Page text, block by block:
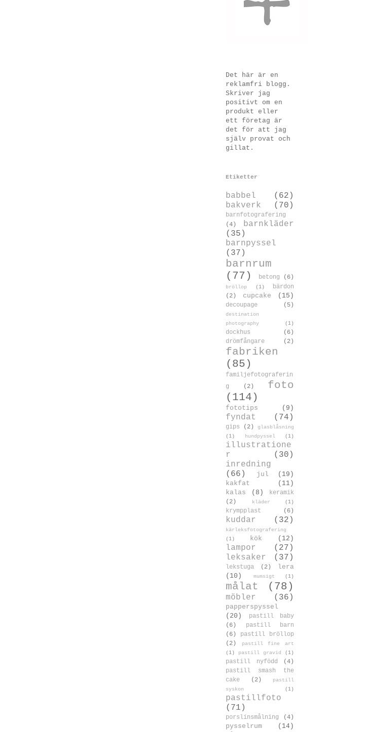
Det här är en
reklamfri blogg.
Skriver jag
positivt om en
produkt eller
ett företag är
det för att jag
själv provat och
gillat.
Etiketter
babbel
(62)
bakverk
(70)
barnfotografering
(4)
barnkläder
(35)
barnpyssel
(37)
barnrum
(77)
betong (6)
bröllop (1)
bärdon
(2)
cupcake (15)
decoupage (5)
destination
photography
(1)
dockhus
(6)
drömfångare
(2)
fabriken
(85)
familjefotograferin
g
(2)
foto
(114)
fototips (9)
fyndat (74)
gips (2)
glasblåsning
(1)
hundpyssel (1)
illustratione
r
(30)
inredning
(66)
jul
(19)
kakfat
(11)
kalas
(8)
keramik
(2)
kläder (1)
krympplast (6)
kuddar (32)
kärleksfotografering
(1)
kök (12)
lampor
(27)
leksaker
(37)
lekstuga (2)
lera
(10)
mumsigt (1)
målat (78)
möbler (36)
papperspyssel
(20)
pastill baby
(6)
pastill barn
(6)
pastill bröllop
(2)
pastill fine art
(1)
pastill gravid (1)
pastill nyfödd
(4)
pastill smash the
cake
(2)
pastill
syskon
(1)
pastillfoto
(71)
porslinsmålning (4)
pysselrum
(14)